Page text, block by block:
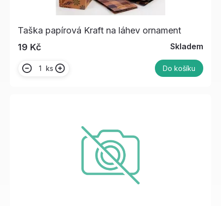
Taška papírová Kraft na láhev ornament
19 Kč
Skladem
ks Do košíku